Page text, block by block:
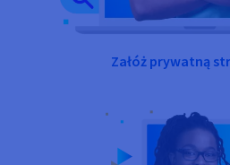
Załóż prywatną